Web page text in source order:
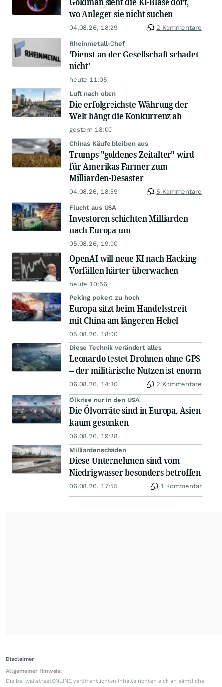
wo Anleger sie nicht suchen
04.08.26, 18:29 2 Kommentare
Rheinmetall-Chef
'Dienst an der Gesellschaft schadet
nicht'
heute 11:05
Luft nach oben
Die erfolgreichste Währung der
Welt hängt die Konkurrenz ab
gestern 18:00
Chinas Käufe bleiben aus
Trumps "goldenes Zeitalter" wird
für Amerikas Farmer zum
Milliarden-Desaster
04.08.26, 18:59 5 Kommentare
Flucht aus USA
Investoren schichten Milliarden
nach Europa um
05.08.26, 19:00
OpenAI will neue KI nach Hacking-
Vorfällen härter überwachen
heute 10:56
Peking pokert zu hoch
Europa sitzt beim Handelsstreit
mit China am längeren Hebel
05.08.26, 18:00
Diese Technik verändert alles
Leonardo testet Drohnen ohne GPS
– der militärische Nutzen ist enorm
06.08.26, 14:30 2 Kommentare
Ölkrise nur in den USA
Die Ölvorräte sind in Europa, Asien
kaum gesunken
06.08.26, 19:28
Milliardenschäden
Diese Unternehmen sind vom
Niedrigwasser besonders betroffen
06.08.26, 17:55 1 Kommentar
Disclaimer
Allgemeiner Hinweis:
Die bei wallstreetONLINE veröffentlichten Inhalte richten sich an sämtliche